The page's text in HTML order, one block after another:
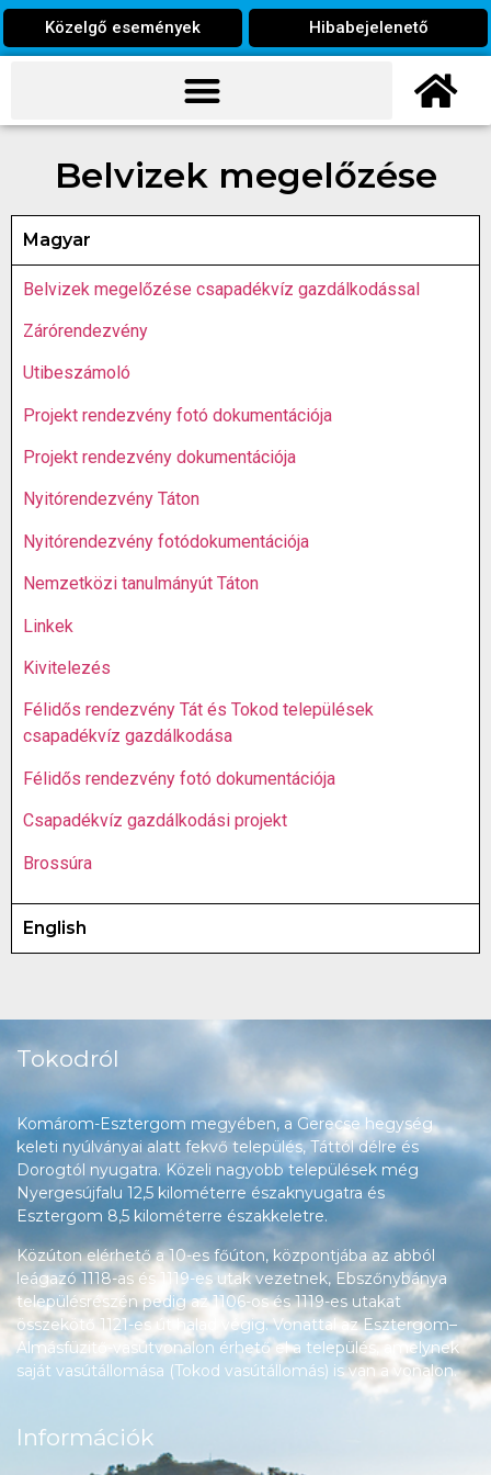
Közelgő események Hibabejelenető
Belvizek megelőzése
Magyar
Belvizek megelőzése csapadékvíz gazdálkodással
Zárórendezvény
Utibeszámoló
Projekt rendezvény fotó dokumentációja
Projekt rendezvény dokumentációja
Nyitórendezvény Táton
Nyitórendezvény fotódokumentációja
Nemzetközi tanulmányút Táton
Linkek
Kivitelezés
Félidős rendezvény Tát és Tokod települések
csapadékvíz gazdálkodása
Félidős rendezvény fotó dokumentációja
Csapadékvíz gazdálkodási projekt
Brossúra
English
Tokodról
Komárom-Esztergom megyében, a Gerecse hegység
keleti nyúlványai alatt fekvő település, Táttól délre és
Dorogtól nyugatra. Közeli nagyobb települések még
Nyergesújfalu 12,5 kilométerre északnyugatra és
Esztergom 8,5 kilométerre északkeletre.
Közúton elérhető a 10-es főúton, központjába az abból
leágazó 1118-as és 1119-es utak vezetnek, Ebszőnybánya
településrészén pedig az 1106-os és 1119-es utakat
összekötő 1121-es út halad végig. Vonattal az Esztergom–
Almásfüzitő-vasútvonalon érhető el a település, amelynek
saját vasútállomása (Tokod vasútállomás) is van a vonalon.
Információk